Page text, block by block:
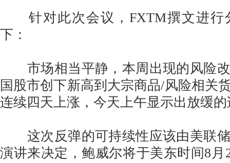
针对此次会议，FXTM撰文进行
下：
市场相当平静，本周出现的风险改
国股市创下新高到大宗商品/风险相关
连续四天上涨，今天上午显示出放缓
这次反弹的可持续性应该由美联储
演讲来决定，鲍威尔将于美东时间8月